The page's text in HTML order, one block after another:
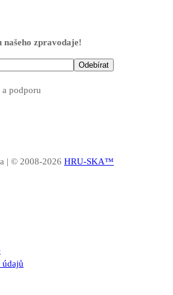
našeho zpravodaje!
podporu
| © 2008-2026 HRU-SKA™
údajů